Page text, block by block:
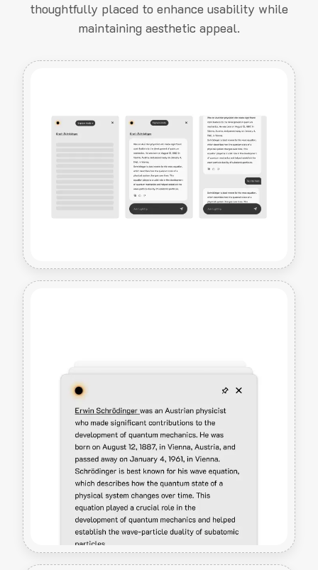
thoughtfully placed to enhance usability while
maintaining aesthetic appeal.